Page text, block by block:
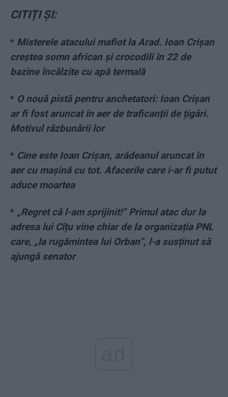
CITIȚI ȘI:
* Misterele atacului mafiot la Arad. Ioan Crișan
creștea somn african și crocodili în 22 de
bazine încălzite cu apă termală
* O nouă pistă pentru anchetatori: Ioan Crișan
ar fi fost aruncat în aer de traficanții de țigări.
Motivul răzbunării lor
* Cine este Ioan Crișan, arădeanul aruncat în
aer cu mașină cu tot. Afacerile care i-ar fi putut
aduce moartea
* „Regret că l-am sprijinit!” Primul atac dur la
adresa lui Cîțu vine chiar de la organizația PNL
care, „la rugămintea lui Orban”, l-a susținut să
ajungă senator